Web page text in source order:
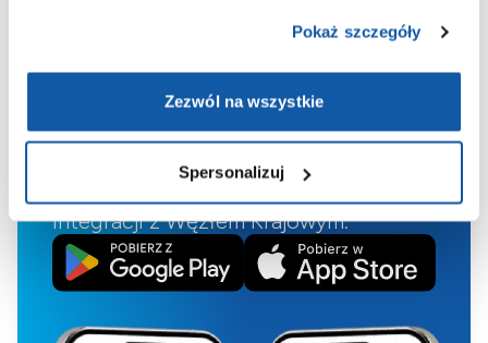
Pokaż szczegóły
Zezwól na wszystkie
Spersonalizuj
Wygodne umawianie i odwoływanie
zawsze pod ręką;
Historia medyczna w jednym
Bezpieczeństwo danych dzięki
integracji z Węzłem Krajowym.